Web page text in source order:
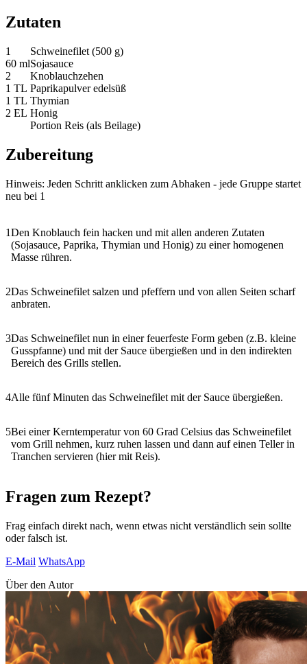
Zutaten
1 Schweinefilet (500 g)
60 mlSojasauce
2
Knoblauchzehen
1 TL Paprikapulver edelsüß
1 TL Thymian
2 EL Honig
Portion Reis (als Beilage)
Zubereitung
Hinweis: Jeden Schritt anklicken zum Abhaken - jede Gruppe startet
neu bei 1
1Den Knoblauch fein hacken und mit allen anderen Zutaten
(Sojasauce, Paprika, Thymian und Honig) zu einer homogenen
Masse rühren.
2Das Schweinefilet salzen und pfeffern und von allen Seiten scharf
anbraten.
3Das Schweinefilet nun in einer feuerfeste Form geben (z.B. kleine
Gusspfanne) und mit der Sauce übergießen und in den indirekten
Bereich des Grills stellen.
4Alle fünf Minuten das Schweinefilet mit der Sauce übergießen.
5Bei einer Kerntemperatur von 60 Grad Celsius das Schweinefilet
vom Grill nehmen, kurz ruhen lassen und dann auf einen Teller in
Tranchen servieren (hier mit Reis).
Fragen zum Rezept?
Frag einfach direkt nach, wenn etwas nicht verständlich sein sollte
oder falsch ist.
E-Mail WhatsApp
Über den Autor